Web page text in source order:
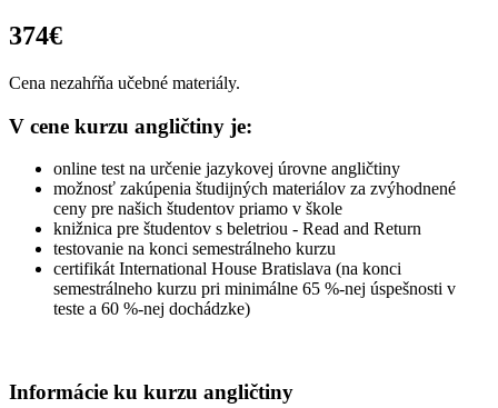
374€
Cena nezahŕňa učebné materiály.
V cene kurzu angličtiny je:
online test na určenie jazykovej úrovne angličtiny
možnosť zakúpenia študijných materiálov za zvýhodnené
ceny pre našich študentov priamo v škole
knižnica pre študentov s beletriou - Read and Return
testovanie na konci semestrálneho kurzu
certifikát International House Bratislava (na konci
semestrálneho kurzu pri minimálne 65 %-nej úspešnosti v
teste a 60 %-nej dochádzke)
Informácie ku kurzu angličtiny